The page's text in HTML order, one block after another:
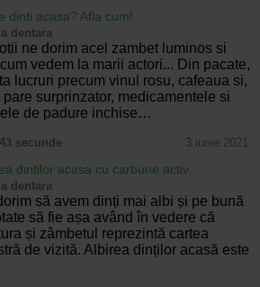
dinti acasa? Afla cum!
dentara
ne dorim acel zambet luminos si
vedem la marii actori... Din pacate,
lucruri precum vinul rosu, cafeaua si,
pare surprinzator, medicamentele si
de padure inchise…
secunde 3 iunie 2021
dintilor acasa cu carbune activ
dentara
să avem dinți mai albi și pe bună
să fie așa având în vedere că
și zâmbetul reprezintă cartea
de vizită. Albirea dinților acasă este